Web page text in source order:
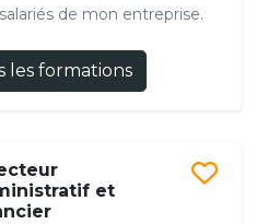
de mon entreprise.
les formations
et